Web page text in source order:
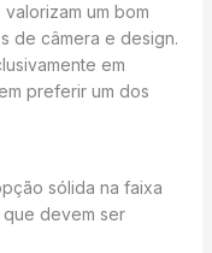
um bom
de câmera e design.
em
preferir um dos
sólida na faixa
que devem ser